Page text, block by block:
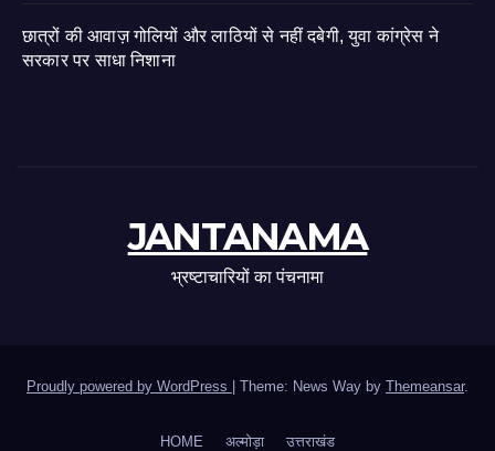
छात्रों की आवाज़ गोलियों और लाठियों से नहीं दबेगी, युवा कांग्रेस ने
सरकार पर साधा निशाना
JANTANAMA
भ्रष्टाचारियों का पंचनामा
Proudly powered by WordPress Theme: News Way by Themeansar.
HOME अल्मोड़ा उत्तराखंड